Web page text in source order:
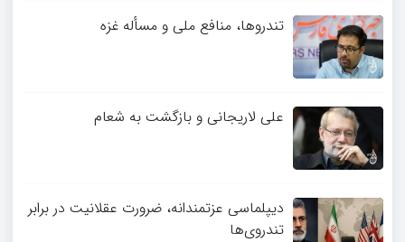
تندروها، منافع ملی و مسأله غزه
علی لاریجانی و بازگشت به شعام
دیپلماسی عزتمندانه، ضرورت عقلانیت در برابر
تندروی‌ها